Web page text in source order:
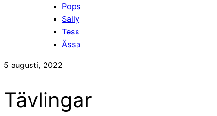
Pops
Sally
Tess
Ässa
5 augusti, 2022
Tävlingar